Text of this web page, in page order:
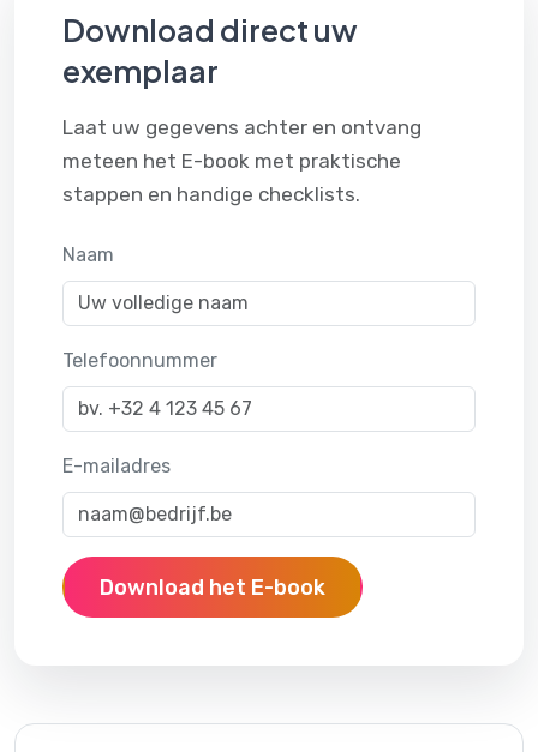
Download direct uw
exemplaar
Laat uw gegevens achter en ontvang
meteen het E-book met praktische
stappen en handige checklists.
Naam
Telefoonnummer
E-mailadres
Download het E-book